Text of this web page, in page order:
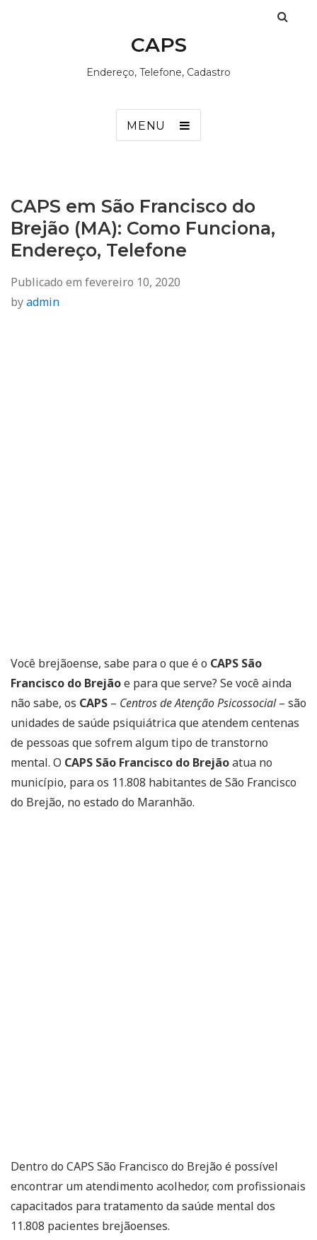
CAPS
Endereço, Telefone, Cadastro
MENU
CAPS em São Francisco do
Brejão (MA): Como Funciona,
Endereço, Telefone
Publicado em fevereiro 10, 2020
byadmin
Você brejãoense, sabe para o que é o CAPS São
Francisco do Brejãoe para que serve? Se você ainda
não sabe, os CAPS – Centros de Atenção Psicossocial– são
unidades de saúde psiquiátrica que atendem centenas
de pessoas que sofrem algum tipo de transtorno
mental. O CAPS São Francisco do Brejãoatua no
município, para os 11.808 habitantes de São Francisco
do Brejão, no estado do Maranhão.
Dentro do CAPS São Francisco do Brejão é possível
encontrar um atendimento acolhedor, com profissionais
capacitados para tratamento da saúde mental dos
11.808 pacientes brejãoenses.